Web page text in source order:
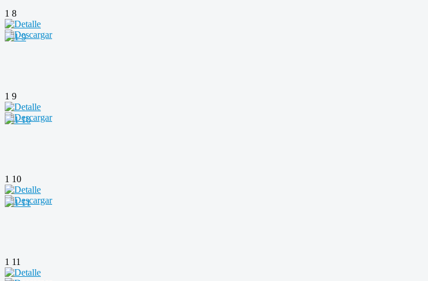
1 8
1 9
1 10
1 11